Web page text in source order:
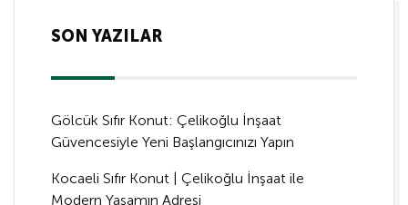
SON YAZILAR
Gölcük Sıfır Konut: Çelikoğlu İnşaat
Güvencesiyle Yeni Başlangıcınızı Yapın
Kocaeli Sıfır Konut | Çelikoğlu İnşaat ile
Modern Yaşamın Adresi